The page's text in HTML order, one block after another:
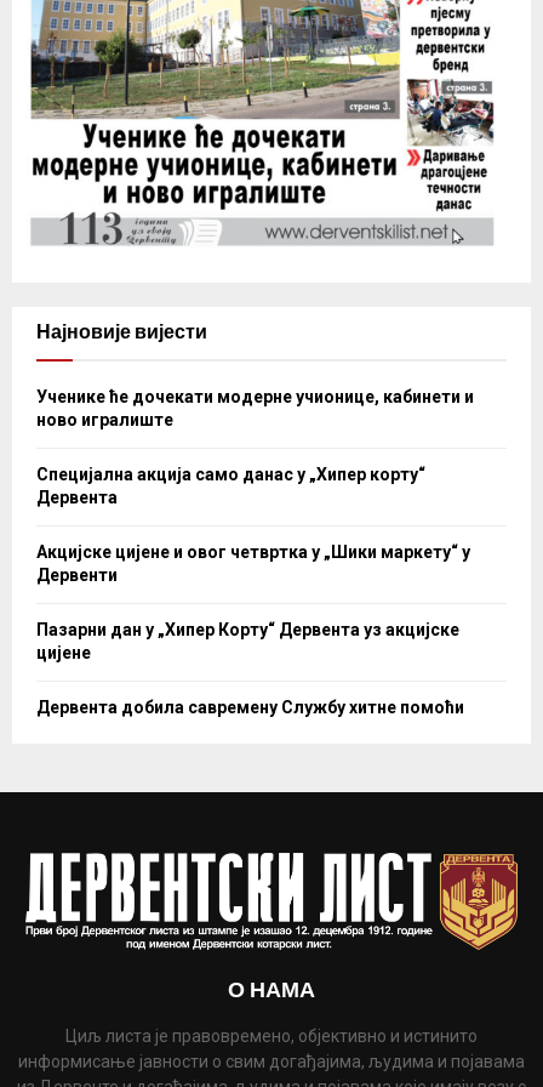
Најновије вијести
Ученике ће дочекати модерне учионице, кабинети и
ново игралиште
Специјална акција само данас у „Хипер корту“
Дервента
Акцијске цијене и овог четвртка у „Шики маркету“ у
Дервенти
Пазарни дан у „Хипер Корту“ Дервента уз акцијске
цијене
Дервента добила савремену Службу хитне помоћи
О НАМА
Циљ листа је правовремено, објективно и истинито
информисање јавности о свим догађајима, људима и појавама